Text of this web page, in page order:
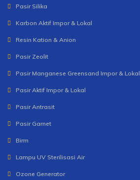
Pasir Silika
Karbon Aktif Impor & Lokal
Resin Kation & Anion
Pasir Zeolit
Pasir Manganese Greensand Impor & Lokal
Pasir Aktif Impor & Lokal
Pasir Antrasit
Pasir Garnet
Birm
Lampu UV Sterilisasi Air
Ozone Generator